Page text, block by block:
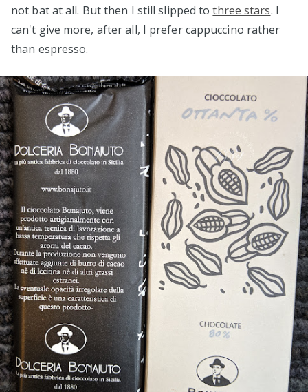
not bat at all. But then I still slipped tothree stars. I
can't give more, after all, I prefer cappuccino rather
than espresso.